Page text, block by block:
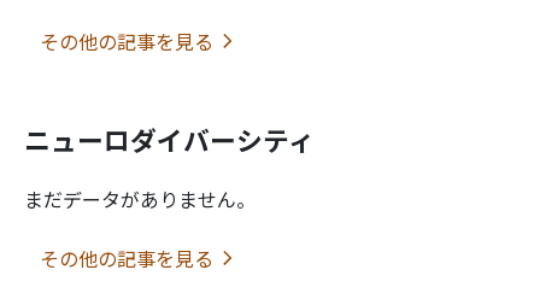
その他の記事を見る
ニューロダイバーシティ
まだデータがありません。
その他の記事を見る